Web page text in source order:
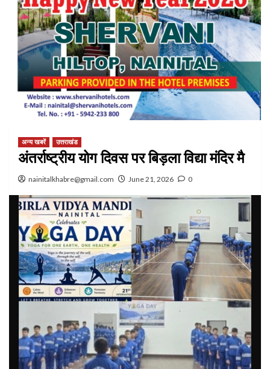
अन्य खबरें उत्तराखंड
अंतर्राष्ट्रीय योग दिवस पर बिड़ला विद्या मंदिर मै
nainitalkhabre@gmail.com June 21, 2026 0